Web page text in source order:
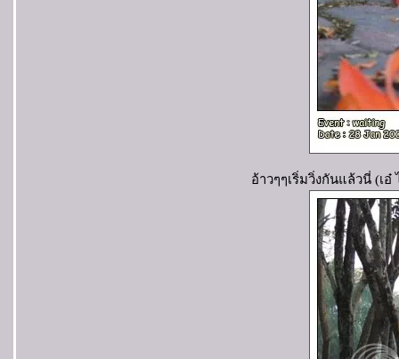
อ้าวๆๆเริ่มวิ่งกันแล้วนี่ (เ